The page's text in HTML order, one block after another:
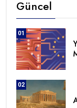
Güncel
01
02